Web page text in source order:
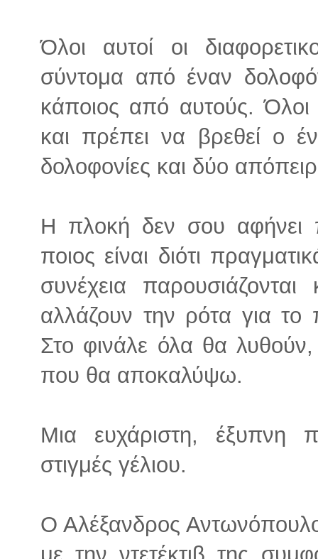
Όλοι αυτοί οι
σύντομα από έναν
κάποιος από αυτούς.
και πρέπει να βρεθεί ο
δολοφονίες και δύο
Η πλοκή δεν σου αφήνει
ποιος είναι διότι
συνέχεια
αλλάζουν την ρότα για το
Στο φινάλε όλα θα
που θα αποκαλύψω.
Μια ευχάριστη, έξυπνη
στιγμές γέλιου.
Ο Αλέξανδρος Αντωνόπουλος
με την ντετέκτιβ της